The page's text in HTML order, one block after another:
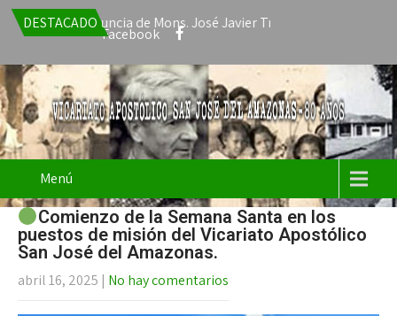
DESTACADO
la renuncia de Mons. José Javier Travieso como Vicario
Facebook
Menú
Comienzo de la Semana Santa en los
puestos de misión del Vicariato Apostólico
San José del Amazonas.
abril 16, 2025 | No hay comentarios